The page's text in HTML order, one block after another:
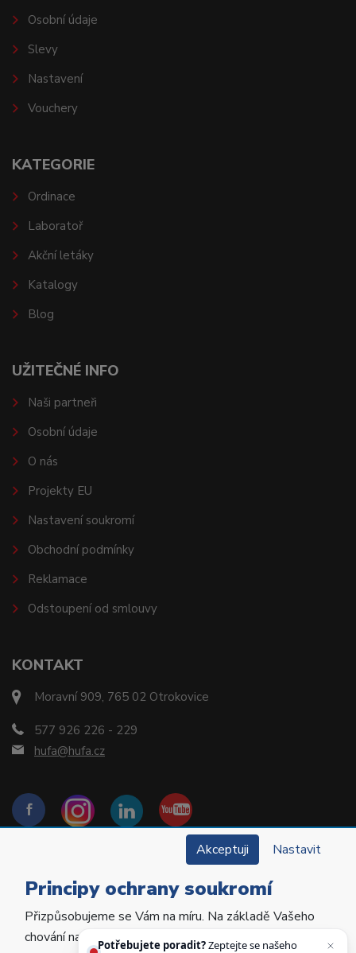
KONTAKT
Moravní 909, 765 02 Otrokovice
577 926 226 - 229
hufa@hufa.cz
Osobní údaje
Slevy
Nastavení
Vouchery
KATEGORIE
Ordinace
Laboratoř
Akční letáky
Katalogy
Blog
UŽITEČNÉ INFO
Naši partneři
Osobní údaje
O nás
Projekty EU
Nastavení soukromí
Obchodní podmínky
Reklamace
Odstoupení od smlouvy
Copyright © 2022 Hu-Fa Dental a.s. Všechna práva
vyhrazena.
Akceptuji Nastavit
Principy ochrany soukromí
Přizpůsobujeme se Vám na míru. Na základě Vašeho
chování na webu personalizujeme jeho obsah a
Potřebujete poradit?Zeptejte se našeho